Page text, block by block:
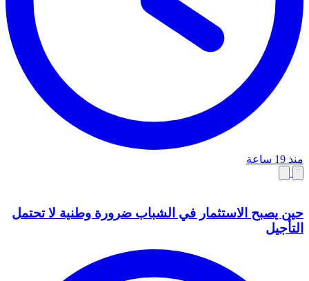
منذ 19 ساعة
حين يصبح الاستثمار في الشباب ضرورة وطنية لا تحتمل
التأجيل